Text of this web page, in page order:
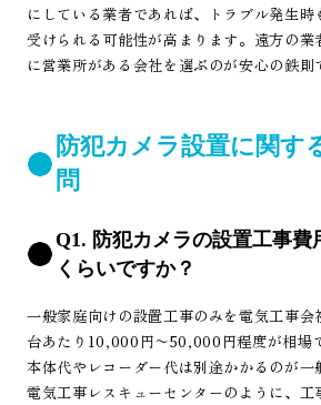
にしている業者であれば、トラブル発生時
受けられる可能性が高まります。遠方の業
に営業所がある会社を選ぶのが安心の鉄則
防犯カメラ設置に関す
問
Q1. 防犯カメラの設置工事費
くらいですか？
一般家庭向けの設置工事のみを電気工事会
台あたり10,000円〜50,000円程度が相場
本体代やレコーダー代は別途かかるのが一
電気工事レスキューセンターのように、工